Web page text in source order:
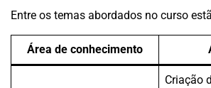
Entre os temas abordados no curso
Área de conhecimento
Criação